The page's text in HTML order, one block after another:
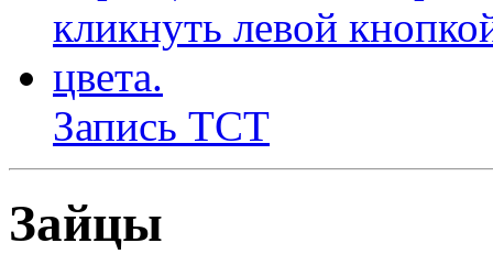
Запись ТСТ
Зайцы